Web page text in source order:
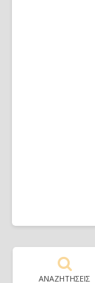
ΑΝΑΖΗΤΗΣΕΙΣ